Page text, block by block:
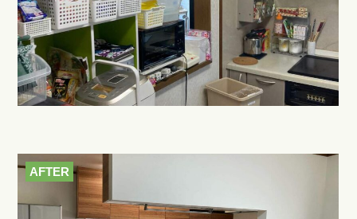
AFTER